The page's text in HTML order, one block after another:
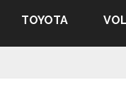
TOYOTA